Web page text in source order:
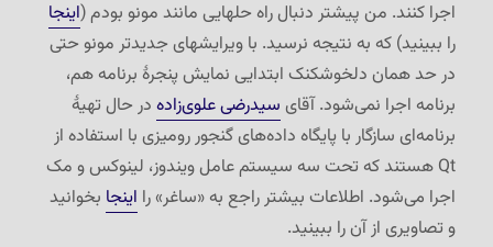
اجرا کنند. من پیشتر دنبال راه حلهایی مانند مونو بودم (اینجا
را ببینید) که به نتیجه نرسید. با ویرایشهای جدیدتر مونو حتی
در حد همان دلخوشکنک ابتدایی نمایش پنجرهٔ برنامه هم،
برنامه اجرا نمی‌شود. آقای سیدرضی علوی‌زاده در حال تهیهٔ
برنامه‌ای سازگار با پایگاه داده‌های گنجور رومیزی با استفاده از
Qt هستند که تحت سه سیستم عامل ویندوز، لینوکس و مک
اجرا می‌شود. اطلاعات بیشتر راجع به «ساغر» را اینجا بخوانید
و تصاویری از آن را ببینید.